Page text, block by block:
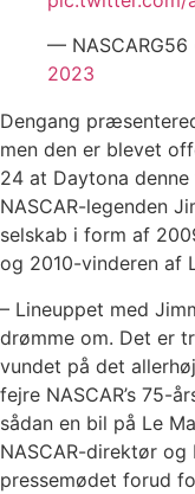
— NASCARG56
2023
Dengang
men den er blevet
24 at Daytona
NASCAR-legenden
selskab i form af
og 2010-vinderen af
– Lineuppet med
drømme om. Det er
vundet på det
fejre NASCAR’s 75-
sådan en bil på Le
NASCAR-direktør
pressemødet forud